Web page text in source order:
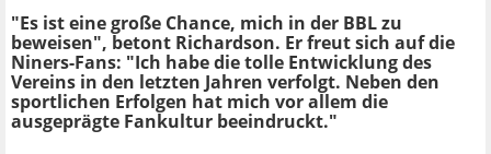
"Es ist eine große Chance, mich in der BBL zu
beweisen", betont Richardson. Er freut sich auf die
Niners-Fans: "Ich habe die tolle Entwicklung des
Vereins in den letzten Jahren verfolgt. Neben den
sportlichen Erfolgen hat mich vor allem die
ausgeprägte Fankultur beeindruckt."